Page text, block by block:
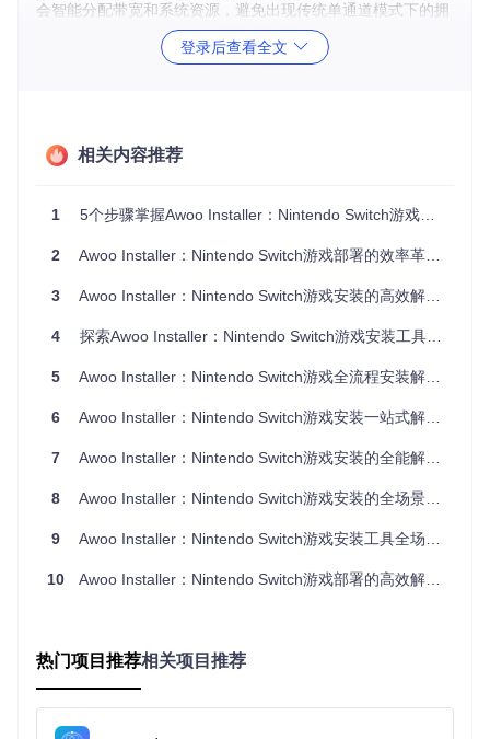
会智能分配带宽和系统资源，避免出现传统单通道模式下的拥
分块校验与异步处理策略
无误。校验通过的区块会立即进入解密队列，由专门的线程进
正确配置系统环境是确保Awoo Installer稳定运行的基础，以
下是经过验证的最佳配置方案。
基础环境的兼容性配置
在开始使用Awoo Installer前，请确保您的Switch满足以下条
配备Hekate 5.0.0以上版本的引导程序
存储介质的选择和配置直接影响安装速度：
文件系统选择：4GB以下游戏推荐使用FAT32格式，大文
登录后查看全文
相关内容推荐
1 5个步骤掌握Awoo Installer：Nintendo Switch游戏安装工具完全指南
2 Awoo Installer：Nintendo Switch游戏部署的效率革命与全场景解决方案
3 Awoo Installer：Nintendo Switch游戏安装的高效解决方案
4 探索Awoo Installer：Nintendo Switch游戏安装工具全解析
5 Awoo Installer：Nintendo Switch游戏全流程安装解决方案
6 Awoo Installer：Nintendo Switch游戏安装一站式解决方案——从格式兼容到批量部署的全流程指南
7 Awoo Installer：Nintendo Switch游戏安装的全能解决方案
8 Awoo Installer：Nintendo Switch游戏安装的全场景解决方案
9 Awoo Installer：Nintendo Switch游戏安装工具全场景使用指南
10 Awoo Installer：Nintendo Switch游戏部署的高效解决方案
热门项目推荐相关项目推荐